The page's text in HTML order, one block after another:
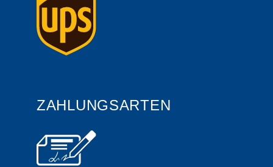
ZAHLUNGSARTEN